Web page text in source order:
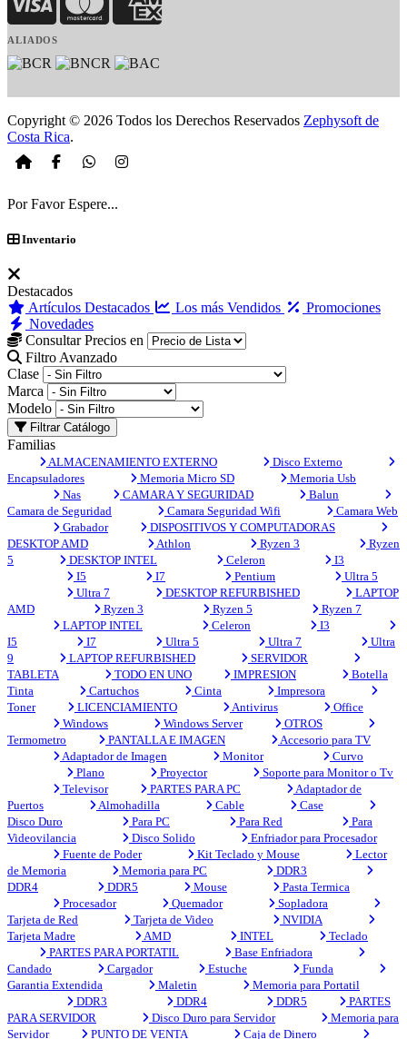
ALIADOS
Copyright © 2026 Todos los Derechos Reservados Zephysoft de
Costa Rica.
Por Favor Espere...
Inventario
Destacados
Artículos Destacados
Los más Vendidos
Promociones
Novedades
Consultar Precios en
Filtro Avanzado
Clase
Marca
Modelo
Filtrar Catálogo
Familias
ALMACENAMIENTO EXTERNO
Disco Externo
Encapsuladores
Memoria Micro SD
Memoria Usb
Nas
CAMARA Y SEGURIDAD
Balun
Camara de Seguridad
Camara Seguridad Wifi
Camara Web
Grabador
DISPOSITIVOS Y COMPUTADORAS
DESKTOP AMD
Athlon Ryzen 3
Ryzen
5
DESKTOP INTEL Celeron
I3
I5
I7 Pentium
Ultra 5
Ultra 7
DESKTOP REFURBISHED
LAPTOP
AMD
Ryzen 3 Ryzen 5
Ryzen 7
LAPTOP INTEL
Celeron
I3
I5
I7 Ultra 5 Ultra 7
Ultra
9
LAPTOP REFURBISHED
SERVIDOR
TABLETA
TODO EN UNO IMPRESION
Botella
Tinta
Cartuchos Cinta
Impresora
Toner
LICENCIAMIENTO Antivirus
Office
Windows
Windows Server
OTROS
Termometro
PANTALLA E IMAGEN
Accesorio para TV
Adaptador de Imagen
Monitor
Curvo
Plano
Proyector
Soporte para Monitor o Tv
Televisor
PARTES PARA PC
Adaptador de
Puertos
Almohadilla Cable
Case
Disco Duro
Para PC Para Red
Para
Videovilancia
Disco Solido
Enfriador para Procesador
Fuente de Poder
Kit Teclado y Mouse
Lector
de Memoria
Memoria para PC
DDR3
DDR4
DDR5 Mouse
Pasta Termica
Procesador
Quemador
Sopladora
Tarjeta de Red
Tarjeta de Video
NVIDIA
Tarjeta Madre
AMD INTEL
Teclado
PARTES PARA PORTATIL
Base Enfriadora
Candado
Cargador Estuche
Funda
Garantia Extendida
Maletin
Memoria para Portatil
DDR3
DDR4 DDR5
PARTES
PARA SERVIDOR
Disco Duro para Servidor
Memoria para
Servidor
PUNTO DE VENTA Caja de Dinero